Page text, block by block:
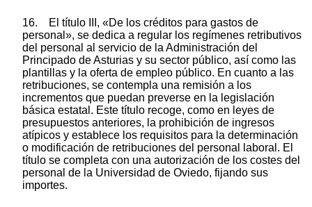
16. El título III, «De los créditos para gastos de
personal», se dedica a regular los regímenes retributivos
del personal al servicio de la Administración del
Principado de Asturias y su sector público, así como las
plantillas y la oferta de empleo público. En cuanto a las
retribuciones, se contempla una remisión a los
incrementos que puedan preverse en la legislación
básica estatal. Este título recoge, como en leyes de
presupuestos anteriores, la prohibición de ingresos
atípicos y establece los requisitos para la determinación
o modificación de retribuciones del personal laboral. El
título se completa con una autorización de los costes del
personal de la Universidad de Oviedo, fijando sus
importes.